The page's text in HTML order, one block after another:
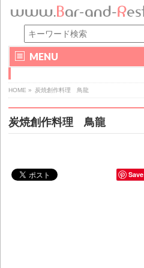
MENU
HOME » 炭焼創作料理 鳥龍
炭焼創作料理 鳥龍
Save